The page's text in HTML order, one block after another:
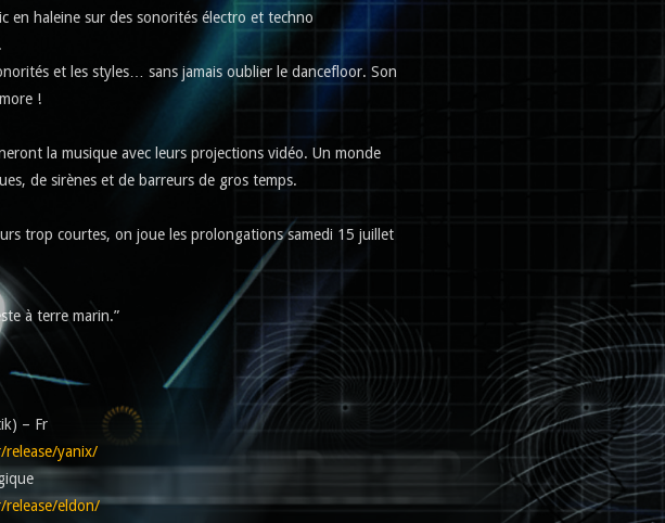
en haleine sur des sonorités électro et techno
et les styles… sans jamais oublier le dancefloor. Son
!
la musique avec leurs projections vidéo. Un monde
de sirènes et de barreurs de gros temps.
trop courtes, on joue les prolongations samedi 15 juillet
à terre marin.”
– Fr
yanix/
eldon/